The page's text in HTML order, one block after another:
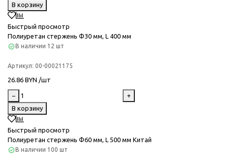
В корзину
Быстрый просмотр
Полиуретан стержень Ф30 мм, L 400 мм
В наличии 12 шт
Артикул: 00-00021175
26.86 BYN /шт
−
+
В корзину
Быстрый просмотр
Полиуретан стержень Ф60 мм, L 500 мм Китай
В наличии 100 шт